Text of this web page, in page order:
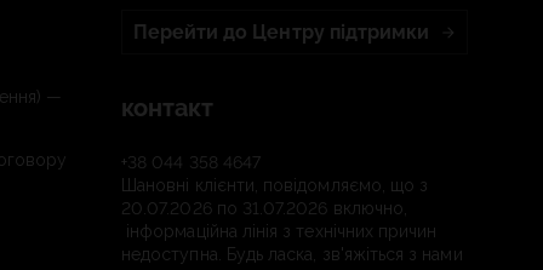
—
Перейти до Центру підтримки
контакт
+38 044 358 4647
Шановні клієнти, повідомляємо, що з
20.07.2026 по 31.07.2026 включно,
інформаційна лінія з технічних причин
недоступна. Будь ласка, зв'яжіться з нами